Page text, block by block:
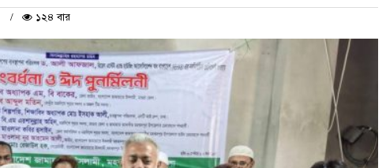
১২৪ বার